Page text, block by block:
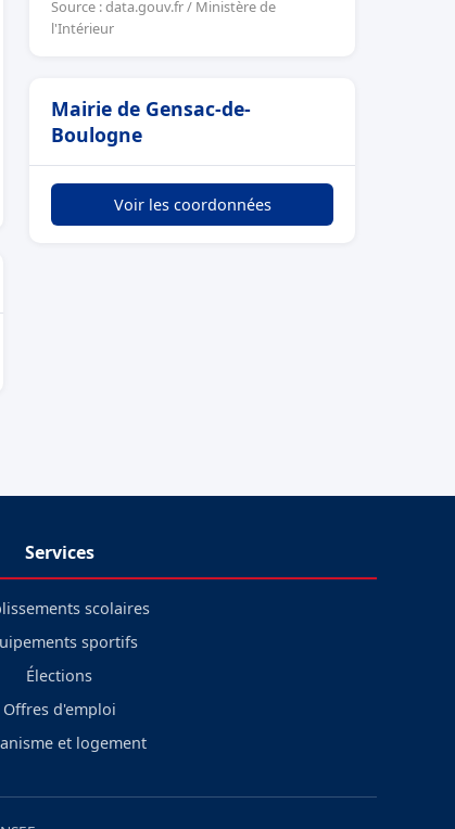
Source : data.gouv.fr / Ministère de
l'Intérieur
Mairie de Gensac-de-
Boulogne
Voir les coordonnées
Services
scolaires
sportifs
Élections
Offres d'emploi
et logement